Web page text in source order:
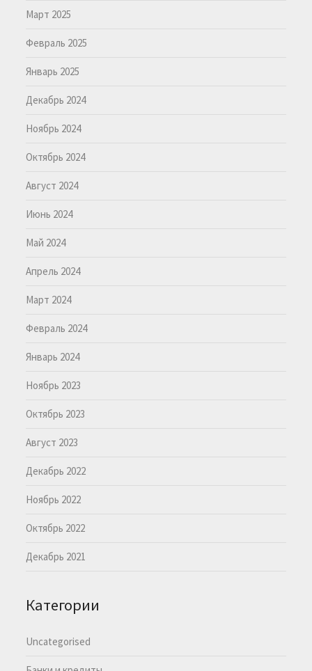
Март 2025
Февраль 2025
Январь 2025
Декабрь 2024
Ноябрь 2024
Октябрь 2024
Август 2024
Июнь 2024
Май 2024
Апрель 2024
Март 2024
Февраль 2024
Январь 2024
Ноябрь 2023
Октябрь 2023
Август 2023
Декабрь 2022
Ноябрь 2022
Октябрь 2022
Декабрь 2021
Категории
Uncategorised